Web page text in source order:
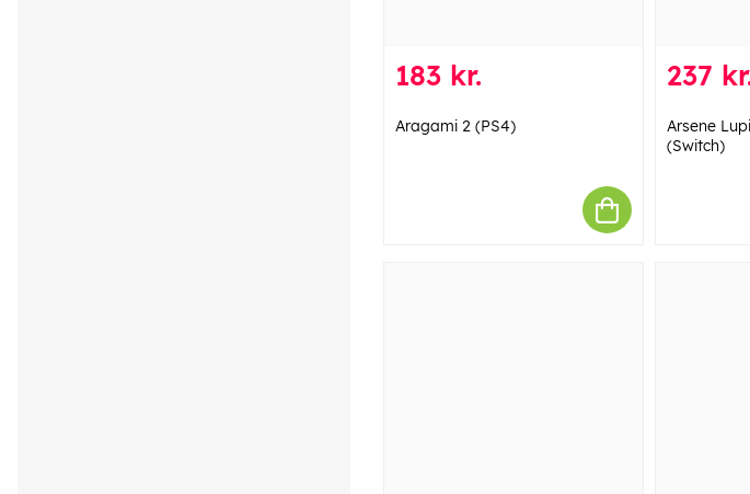
183 kr.
Aragami 2 (PS4)
237
Arsene
(Switch)